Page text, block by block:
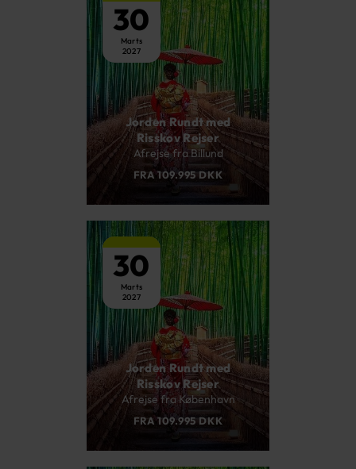
30
Marts
2027
Jorden Rundt med
Risskov Rejser
Afrejse fra Billund
FRA 109.995 DKK
30
Marts
2027
Jorden Rundt med
Risskov Rejser
Afrejse fra København
FRA 109.995 DKK